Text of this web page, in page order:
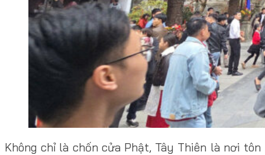
Không chỉ là chốn cửa Phật, Tây Thiên là nơi